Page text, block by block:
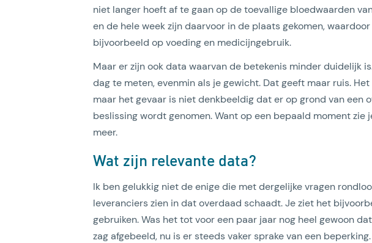
niet langer hoeft af te gaan op de toevallige bloedwaarden
en de hele week zijn daarvoor in de plaats gekomen,
bijvoorbeeld op voeding en medicijngebruik.
Maar er zijn ook data waarvan de betekenis minder duidelijk
dag te meten, evenmin als je gewicht. Dat geeft maar ruis.
maar het gevaar is niet denkbeeldig dat er op grond van een
beslissing wordt genomen. Want op een bepaald moment
meer.
Wat zijn relevante data?
Ik ben gelukkig niet de enige die met dergelijke vragen
leveranciers zien in dat overdaad schaadt. Je ziet het
gebruiken. Was het tot voor een paar jaar nog heel gewoon
zag afgebeeld, nu is er steeds vaker sprake van een